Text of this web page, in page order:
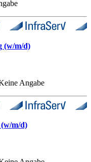
(w/m/d)
Angabe
m/d)